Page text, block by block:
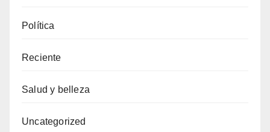
Política
Reciente
Salud y belleza
Uncategorized